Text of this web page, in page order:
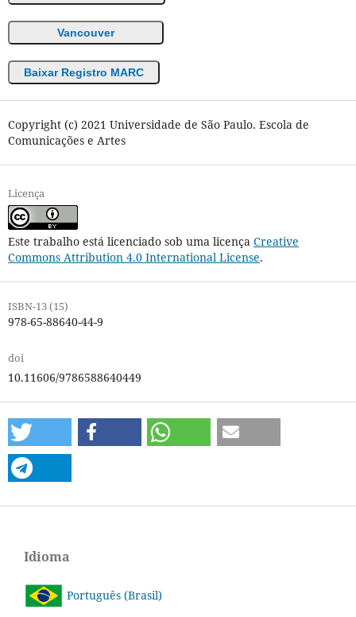
Vancouver
Baixar Registro MARC
Copyright (c) 2021 Universidade de São Paulo. Escola de
Comunicações e Artes
Licença
Este trabalho está licenciado sob uma licença Creative
Commons Attribution 4.0 International License.
ISBN-13 (15)
978-65-88640-44-9
doi
10.11606/9786588640449
Idioma
Português (Brasil)